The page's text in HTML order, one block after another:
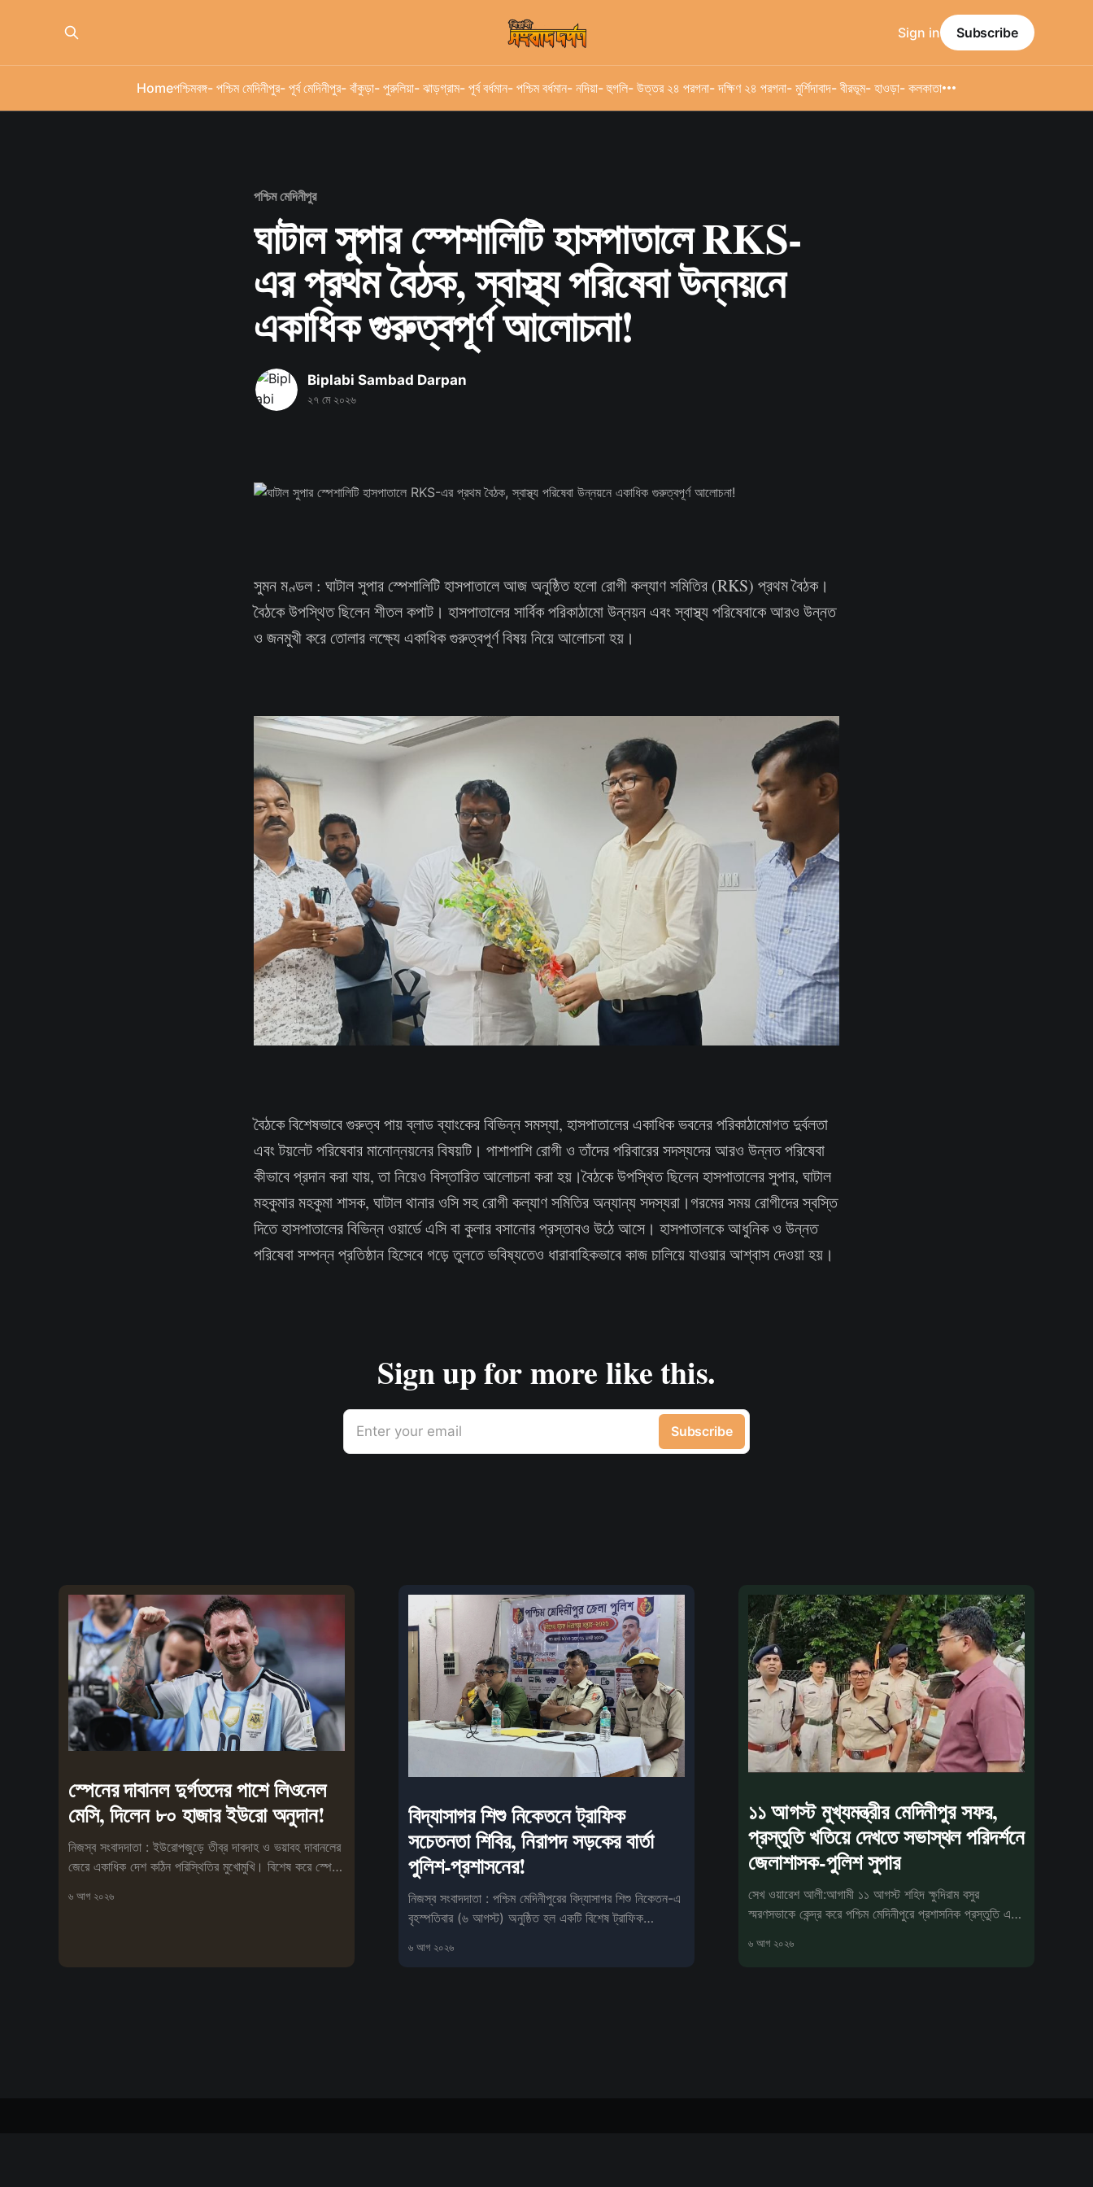
Homeপশ্চিমবঙ্গ- পশ্চিম মেদিনীপুর- পূর্ব মেদিনীপুর- বাঁকুড়া- পুরুলিয়া- ঝাড়গ্রাম- পূর্ব বর্ধমান- পশ্চিম বর্ধমান- নদিয়া- হুগলি- উত্তর ২৪ পরগনা- দক্ষিণ ২৪ পরগনা- মুর্শিদাবাদ- বীরভূম- হাওড়া- কলকাতা
Sign in Subscribe
পশ্চিম মেদিনীপুর
ঘাটাল সুপার স্পেশালিটি হাসপাতালে RKS-
এর প্রথম বৈঠক, স্বাস্থ্য পরিষেবা উন্নয়নে
একাধিক গুরুত্বপূর্ণ আলোচনা!
Biplabi Sambad Darpan
২৭ মে ২০২৬
সুমন মণ্ডল : ঘাটাল সুপার স্পেশালিটি হাসপাতালে আজ অনুষ্ঠিত হলো রোগী কল্যাণ সমিতির (RKS) প্রথম বৈঠক।
বৈঠকে উপস্থিত ছিলেন শীতল কপাট। হাসপাতালের সার্বিক পরিকাঠামো উন্নয়ন এবং স্বাস্থ্য পরিষেবাকে আরও উন্নত
ও জনমুখী করে তোলার লক্ষ্যে একাধিক গুরুত্বপূর্ণ বিষয় নিয়ে আলোচনা হয়।
বৈঠকে বিশেষভাবে গুরুত্ব পায় ব্লাড ব্যাংকের বিভিন্ন সমস্যা, হাসপাতালের একাধিক ভবনের পরিকাঠামোগত দুর্বলতা
এবং টয়লেট পরিষেবার মানোন্নয়নের বিষয়টি। পাশাপাশি রোগী ও তাঁদের পরিবারের সদস্যদের আরও উন্নত পরিষেবা
কীভাবে প্রদান করা যায়, তা নিয়েও বিস্তারিত আলোচনা করা হয়।বৈঠকে উপস্থিত ছিলেন হাসপাতালের সুপার, ঘাটাল
মহকুমার মহকুমা শাসক, ঘাটাল থানার ওসি সহ রোগী কল্যাণ সমিতির অন্যান্য সদস্যরা।গরমের সময় রোগীদের স্বস্তি
দিতে হাসপাতালের বিভিন্ন ওয়ার্ডে এসি বা কুলার বসানোর প্রস্তাবও উঠে আসে। হাসপাতালকে আধুনিক ও উন্নত
পরিষেবা সম্পন্ন প্রতিষ্ঠান হিসেবে গড়ে তুলতে ভবিষ্যতেও ধারাবাহিকভাবে কাজ চালিয়ে যাওয়ার আশ্বাস দেওয়া হয়।
Sign up for more like this.
Enter your email Subscribe
স্পেনের দাবানল দুর্গতদের পাশে লিওনেল
মেসি, দিলেন ৮০ হাজার ইউরো অনুদান!
নিজস্ব সংবাদদাতা : ইউরোপজুড়ে তীব্র দাবদাহ ও ভয়াবহ দাবানলের
জেরে একাধিক দেশ কঠিন পরিস্থিতির মুখোমুখি। বিশেষ করে স্পেনে
৬ আগ ২০২৬
বিদ্যাসাগর শিশু নিকেতনে ট্রাফিক
সচেতনতা শিবির, নিরাপদ সড়কের বার্তা
পুলিশ-প্রশাসনের!
নিজস্ব সংবাদদাতা : পশ্চিম মেদিনীপুরের বিদ্যাসাগর শিশু নিকেতন-এ
বৃহস্পতিবার (৬ আগস্ট) অনুষ্ঠিত হল একটি বিশেষ ট্রাফিক
৬ আগ ২০২৬
১১ আগস্ট মুখ্যমন্ত্রীর মেদিনীপুর সফর,
প্রস্তুতি খতিয়ে দেখতে সভাস্থল পরিদর্শনে
জেলাশাসক-পুলিশ সুপার
সেখ ওয়ারেশ আলী:আগামী ১১ আগস্ট শহিদ ক্ষুদিরাম বসুর
স্মরণসভাকে কেন্দ্র করে পশ্চিম মেদিনীপুরে প্রশাসনিক প্রস্তুতি এখন
৬ আগ ২০২৬